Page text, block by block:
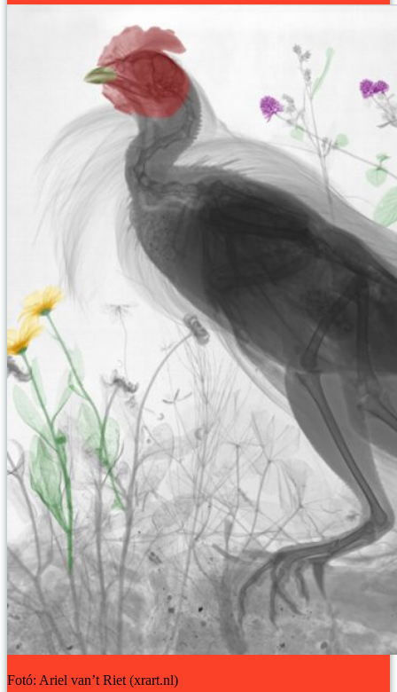
Fotó: Ariel van’t Riet (xrart.nl)